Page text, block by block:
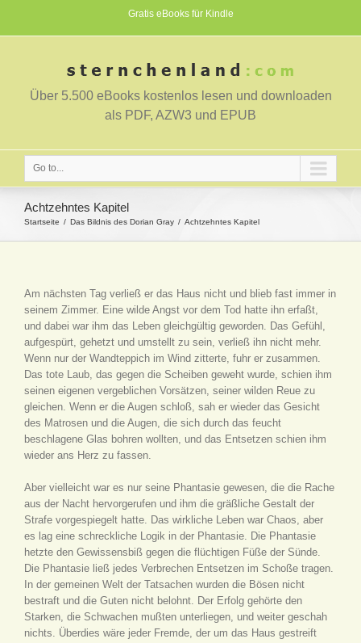
Gratis eBooks für Kindle
Über 5.500 eBooks kostenlos lesen und downloaden
als PDF, AZW3 und EPUB
Go to...
Achtzehntes Kapitel
Startseite Das Bildnis des Dorian Gray Achtzehntes Kapitel
Am nächsten Tag verließ er das Haus nicht und blieb fast immer in
seinem Zimmer. Eine wilde Angst vor dem Tod hatte ihn erfaßt,
und dabei war ihm das Leben gleichgültig geworden. Das Gefühl,
aufgespürt, gehetzt und umstellt zu sein, verließ ihn nicht mehr.
Wenn nur der Wandteppich im Wind zitterte, fuhr er zusammen.
Das tote Laub, das gegen die Scheiben geweht wurde, schien ihm
seinen eigenen vergeblichen Vorsätzen, seiner wilden Reue zu
gleichen. Wenn er die Augen schloß, sah er wieder das Gesicht
des Matrosen und die Augen, die sich durch das feucht
beschlagene Glas bohren wollten, und das Entsetzen schien ihm
wieder ans Herz zu fassen.
Aber vielleicht war es nur seine Phantasie gewesen, die die Rache
aus der Nacht hervorgerufen und ihm die gräßliche Gestalt der
Strafe vorgespiegelt hatte. Das wirkliche Leben war Chaos, aber
es lag eine schreckliche Logik in der Phantasie. Die Phantasie
hetzte den Gewissensbiß gegen die flüchtigen Füße der Sünde.
Die Phantasie ließ jedes Verbrechen Entsetzen im Schoße tragen.
In der gemeinen Welt der Tatsachen wurden die Bösen nicht
bestraft und die Guten nicht belohnt. Der Erfolg gehörte den
Starken, die Schwachen mußten unterliegen, und weiter geschah
nichts. Überdies wäre jeder Fremde, der um das Haus gestreift